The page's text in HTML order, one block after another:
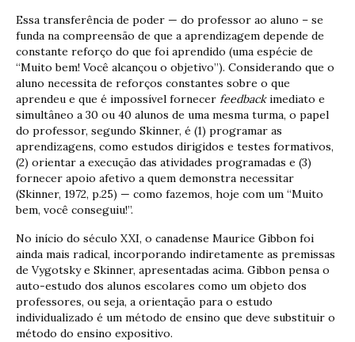
Essa transferência de poder — do professor ao aluno – se
funda na compreensão de que a aprendizagem depende de
constante reforço do que foi aprendido (uma espécie de
“Muito bem! Você alcançou o objetivo”). Considerando que o
aluno necessita de reforços constantes sobre o que
aprendeu e que é impossível fornecer feedbackimediato e
simultâneo a 30 ou 40 alunos de uma mesma turma, o papel
do professor, segundo Skinner, é (1) programar as
aprendizagens, como estudos dirigidos e testes formativos,
(2) orientar a execução das atividades programadas e (3)
fornecer apoio afetivo a quem demonstra necessitar
(Skinner, 1972, p.25) — como fazemos, hoje com um “Muito
bem, você conseguiu!”.
No início do século XXI, o canadense Maurice Gibbon foi
ainda mais radical, incorporando indiretamente as premissas
de Vygotsky e Skinner, apresentadas acima. Gibbon pensa o
auto-estudo dos alunos escolares como um objeto dos
professores, ou seja, a orientação para o estudo
individualizado é um método de ensino que deve substituir o
método do ensino expositivo.